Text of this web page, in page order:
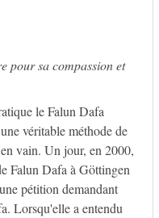
pour sa compassion et
le Falun Dafa
véritable méthode de
vain. Un jour, en 2000,
Falun Dafa à Göttingen
pétition demandant
Lorsqu'elle a entendu